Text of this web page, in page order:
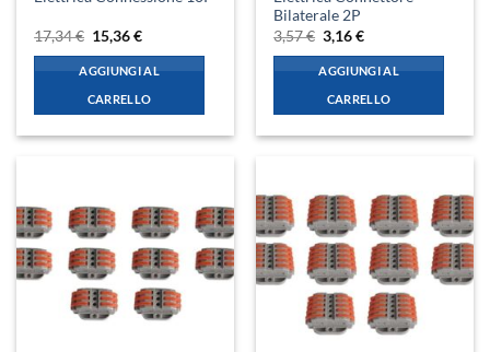
17,34€ Il
prezzo
originale
era:
17,34 €.
15,36€Il
attuale
è:
15,36 €.
AGGIUNGI AL
CARRELLO
Bilaterale 2P
3,57€ Il
prezzo
originale
era:
3,57 €.
3,16€Il
attuale
è:
3,16 €.
AGGIUNGI AL
CARRELLO